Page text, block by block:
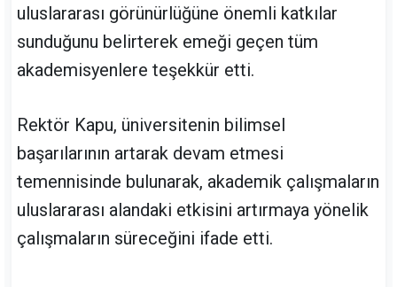
uluslararası görünürlüğüne önemli katkılar
sunduğunu belirterek emeği geçen tüm
akademisyenlere teşekkür etti.
Rektör Kapu, üniversitenin bilimsel
başarılarının artarak devam etmesi
temennisinde bulunarak, akademik çalışmaların
uluslararası alandaki etkisini artırmaya yönelik
çalışmaların süreceğini ifade etti.